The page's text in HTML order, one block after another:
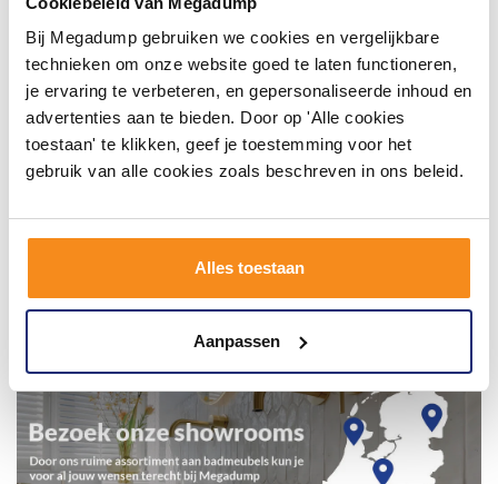
Bij Megadump gebruiken we cookies en vergelijkbare
technieken om onze website goed te laten functioneren,
je ervaring te verbeteren, en gepersonaliseerde inhoud en
advertenties aan te bieden. Door op 'Alle cookies
toestaan' te klikken, geef je toestemming voor het
gebruik van alle cookies zoals beschreven in ons beleid.
Alles toestaan
Aanpassen